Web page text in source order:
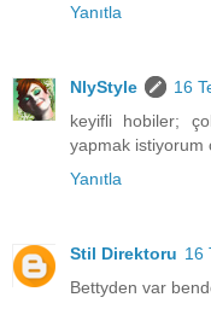
Yanıtla
NlyStyle
16
keyifli hobiler;
yapmak istiyorum
Yanıtla
Stil Direktoru 16
Bettyden var